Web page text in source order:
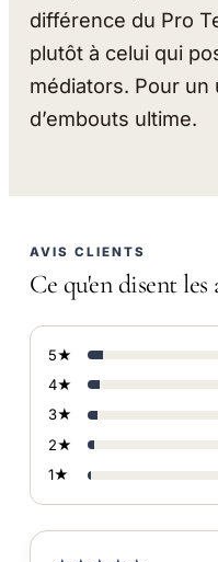
différence du Pro
plutôt à celui qui
médiators. Pour un
d’embouts ultime.
AVIS CLIENTS
Ce qu'en disent
5★
4★
3★
2★
1★